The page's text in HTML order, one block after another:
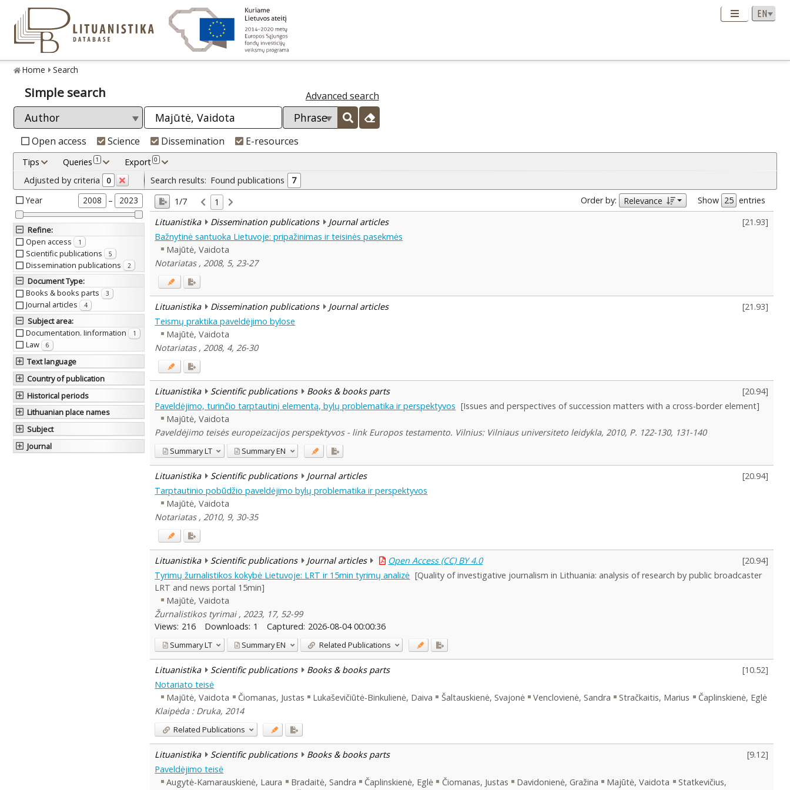
Home Search
Simple search Advanced search
Open access Science Dissemination E-resources
Tips Queries 1 Export 0
Adjusted by criteria 0
Year 2008 – 2023
Refine:
Open access
1
Scientific publications 5
Dissemination publications 2
Document Type:
Books & books parts
3
Journal articles 4
Subject area:
Documentation. Iinformation
1
Law 6
Text language
Country of publication
Historical periods
Lithuanian place names
Subject
Journal
Search results: Found publications
7
1/7
1 Order by: Relevance Show
entries
Lituanistika
Dissemination publications Journal articles [21.93]
Bažnytinė santuoka Lietuvoje: pripažinimas ir teisinės pasekmės
Majūtė, Vaidota
Notariatas , 2008, 5, 23-27
Lituanistika Dissemination publications Journal articles [21.93]
Teismų praktika paveldėjimo bylose
Majūtė, Vaidota
Notariatas , 2008, 4, 26-30
Lituanistika Scientific publications Books & books parts [20.94]
Paveldėjimo, turinčio tarptautinį elementą, bylų problematika ir perspektyvos [Issues and perspectives of succession matters with a cross-border element]
Majūtė, Vaidota
Paveldėjimo teisės europeizacijos perspektyvos - link Europos testamento. Vilnius: Vilniaus universiteto leidykla, 2010, P. 122-130, 131-140
SummaryLT SummaryEN
Lituanistika Scientific publications Journal articles [20.94]
Tarptautinio pobūdžio paveldėjimo bylų problematika ir perspektyvos
Majūtė, Vaidota
Notariatas , 2010, 9, 30-35
Lituanistika Scientific publications Journal articles Open Access (CC) BY 4.0 [20.94]
Tyrimų žurnalistikos kokybė Lietuvoje: LRT ir 15min tyrimų analizė [Quality of investigative journalism in Lithuania: analysis of research by public broadcaster
LRT and news portal 15min]
Majūtė, Vaidota
Žurnalistikos tyrimai , 2023, 17, 52-99
Views: 216 Downloads: 1 Captured: 2026-08-04 00:00:36
SummaryLT SummaryEN Related Publications
Lituanistika Scientific publications Books & books parts [10.52]
Notariato teisė
Majūtė, Vaidota
Čiomanas, Justas Lukaševičiūtė-Binkulienė, Daiva Šaltauskienė, Svajonė Venclovienė, Sandra Stračkaitis, Marius
Čaplinskienė, Eglė
Klaipėda : Druka, 2014
Related Publications
Lituanistika Scientific publications Books & books parts [9.12]
Paveldėjimo teisė
Augytė-Kamarauskienė, Laura
Bradaitė, Sandra Čaplinskienė, Eglė Čiomanas, Justas Davidonienė, Gražina Majūtė, Vaidota
Statkevičius,